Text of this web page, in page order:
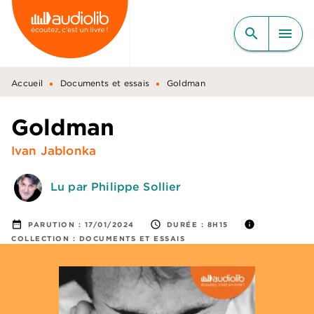
MENU RECHERCHE
CONTENU
PIED DE PAGE
search menu
Accueil • Documents et essais • Goldman
Goldman
Ivan Jablonka
Lu par Philippe Sollier
date_range PARUTION : 17/01/2024 access_time DURÉE : 8H15 info
COLLECTION : DOCUMENTS ET ESSAIS